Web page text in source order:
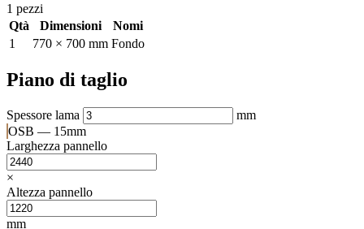
1 pezzi
Qtà
Dimensioni
Nomi
1
770 × 700 mm Fondo
Piano di taglio
Spessore lama
mm
OSB — 15mm
Larghezza pannello
×
Altezza pannello
mm